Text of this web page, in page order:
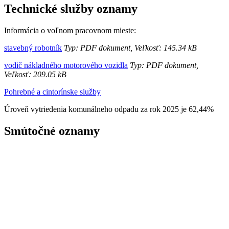
Technické služby oznamy
Informácia o voľnom pracovnom mieste:
stavebný robotník Typ: PDF dokument, Veľkosť: 145.34 kB
vodič nákladného motorového vozidla Typ: PDF dokument,
Veľkosť: 209.05 kB
Pohrebné a cintorínske služby
Úroveň vytriedenia komunálneho odpadu za rok 2025 je 62,44%
Smútočné oznamy